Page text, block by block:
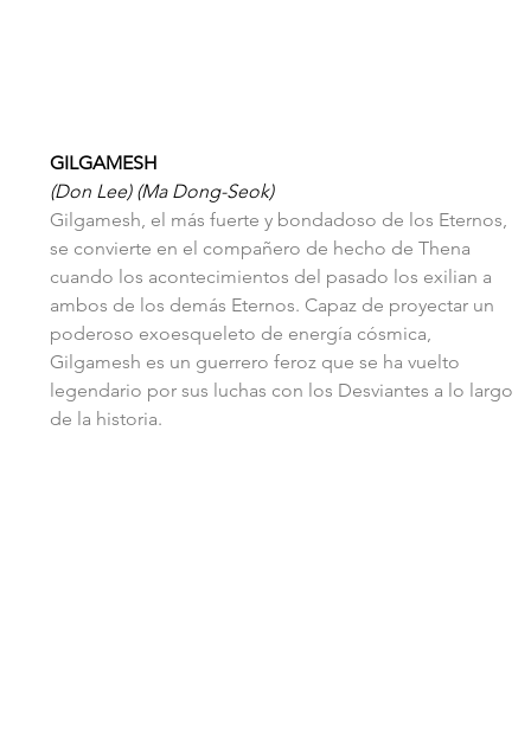
GILGAMESH
(Don Lee) (Ma Dong-Seok)
Gilgamesh, el más fuerte y bondadoso de los Eternos,
se convierte en el compañero de hecho de Thena
cuando los acontecimientos del pasado los exilian a
ambos de los demás Eternos. Capaz de proyectar un
poderoso exoesqueleto de energía cósmica,
Gilgamesh es un guerrero feroz que se ha vuelto
legendario por sus luchas con los Desviantes a lo largo
de la historia.